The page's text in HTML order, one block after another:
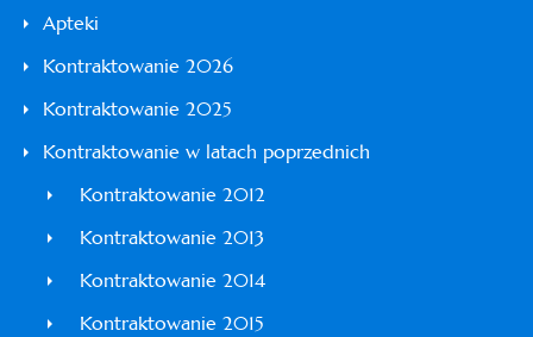
Apteki
Kontraktowanie 2026
Kontraktowanie 2025
Kontraktowanie w latach poprzednich
Kontraktowanie 2012
Kontraktowanie 2013
Kontraktowanie 2014
Kontraktowanie 2015